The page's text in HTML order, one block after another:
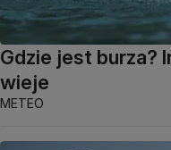
Gdzie jest burza?
wieje
METEO